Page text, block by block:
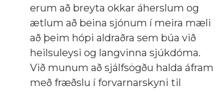
erum að breyta okkar áherslum og
ætlum að beina sjónum í meira mæli
að þeim hópi aldraðra sem búa við
heilsuleysi og langvinna sjúkdóma.
Við munum að sjálfsögðu halda áfram
með fræðslu í forvarnarskyni til